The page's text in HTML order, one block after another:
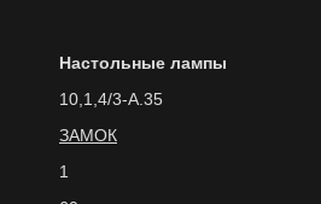
Настольные лампы
10,1,4/3-А.35
ЗАМОК
1